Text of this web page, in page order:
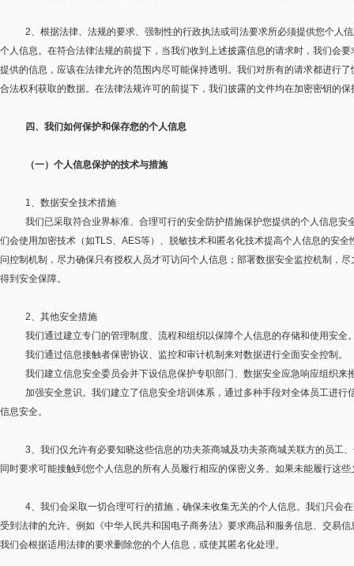
2、根据法律、法规的要求、强制性的行政执法或司法要求所必须提供您个人
个人信息。在符合法律法规的前提下，当我们收到上述披露信息的请求时，我们会
提供的信息，应该在法律允许的范围内尽可能保持透明。我们对所有的请求都进行
合法权利获取的数据。在法律法规许可的前提下，我们披露的文件均在加密密钥的保
四、我们如何保护和保存您的个人信息
（一）个人信息保护的技术与措施
1、数据安全技术措施
我们已采取符合业界标准、合理可行的安全防护措施保护您提供的个人信息
们会使用加密技术（如TLS、 AES等）、脱敏技术和匿名化技术提高个人信息的安
问控制机制，尽力确保只有授权人员才可访问个人信息；部署数据安全监控机制，
得到安全保障。
2、其他安全措施
我们通过建立专门的管理制度、流程和组织以保障个人信息的存储和使用安全
我们通过信息接触者保密协议、监控和审计机制来对数据进行全面安全控制。
我们建立信息安全委员会并下设信息保护专职部门、数据安全应急响应组织来
加强安全意识。我们建立了信息安全培训体系，通过多种手段对全体员工进
信息安全。
3、我们仅允许有必要知晓这些信息的功夫茶商城及功夫茶商城关联方的员工
同时要求可能接触到您个人信息的所有人员履行相应的保密义务。如果未能履行这
4、我们会采取一切合理可行的措施，确保未收集无关的个人信息。我们只会
受到法律的允许。例如《中华人民共和国电子商务法》要求商品和服务信息、交易
我们会根据适用法律的要求删除您的个人信息，或使其匿名化处理。